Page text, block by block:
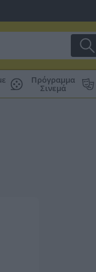
Πρόγραμμα
Σινεμά